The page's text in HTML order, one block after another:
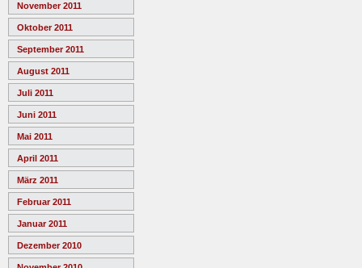
November 2011
Oktober 2011
September 2011
August 2011
Juli 2011
Juni 2011
Mai 2011
April 2011
März 2011
Februar 2011
Januar 2011
Dezember 2010